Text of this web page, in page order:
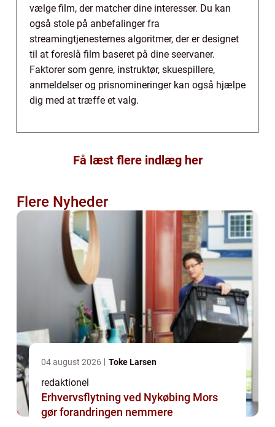
vælge film, der matcher dine interesser. Du kan
også stole på anbefalinger fra
streamingtjenesternes algoritmer, der er designet
til at foreslå film baseret på dine seervaner.
Faktorer som genre, instruktør, skuespillere,
anmeldelser og prisnomineringer kan også hjælpe
dig med at træffe et valg.
Få læst flere indlæg her
Flere Nyheder
04 august 2026 Toke Larsen
redaktionel
Erhvervsflytning ved Nykøbing Mors
gør forandringen nemmere